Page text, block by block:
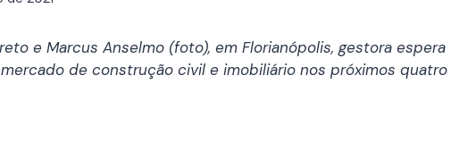
e Marcus Anselmo (foto), em Florianópolis, gestora espera
de construção civil e imobiliário nos próximos quatro